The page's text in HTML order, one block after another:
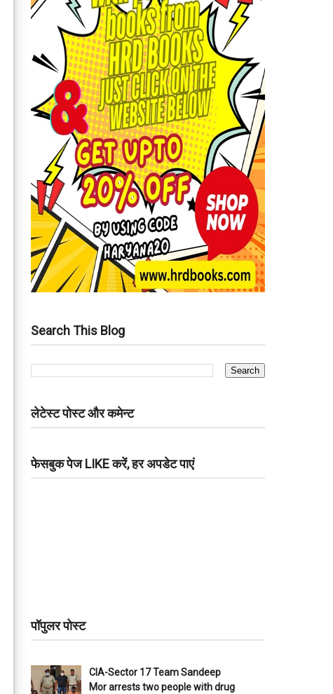
Search This Blog
लेटेस्ट पोस्ट और कमेन्ट
फेसबुक पेज LIKE करें, हर अपडेट पाएं
पॉपुलर पोस्ट
CIA-Sector 17 Team Sandeep
Mor arrests two people with drug